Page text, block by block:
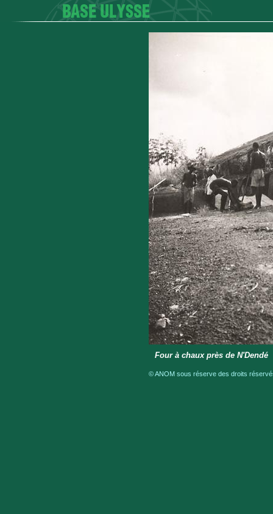
Four à chaux près de N'Dendé
© ANOM sous réserve des droits